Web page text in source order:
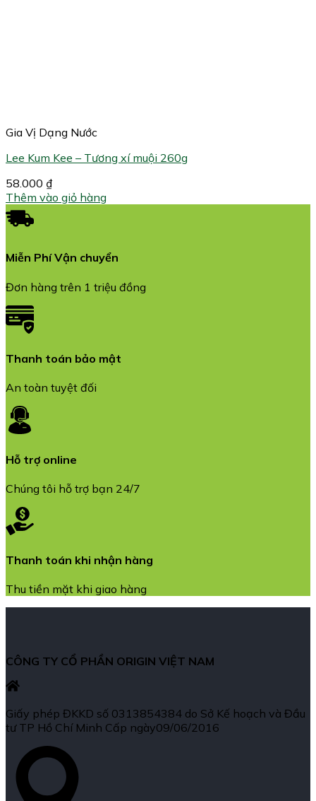
Gia Vị Dạng Nước
Lee Kum Kee – Tương xí muội 260g
58.000 ₫
Thêm vào giỏ hàng
Miễn Phí Vận chuyển
Đơn hàng trên 1 triệu đồng
Thanh toán bảo mật
An toàn tuyệt đối
Hỗ trợ online
Chúng tôi hỗ trợ bạn 24/7
Thanh toán khi nhận hàng
Thu tiền mặt khi giao hàng
CÔNG TY CỔ PHẦN ORIGIN VIỆT NAM
Giấy phép ĐKKD số 0313854384 do Sở Kế hoạch và Đầu
tư TP Hồ Chí Minh Cấp ngày09/06/2016